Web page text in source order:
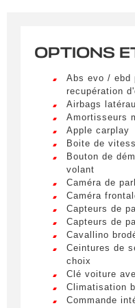
Civilité *
M.
*
Prénom
E-mail *
Téléphone
FRANCE
Lorem ipsum
adipiscing elit. Ut
egestas a vel
feugiat.
ultricies. Mauris et
Lorem ipsum
adipiscing elit. Ut
egestas a vel
feugiat.
ultricies. Mauris
Lorem ipsum
adipiscing elit. Ut
egestas a vel
OPTIONS
Abs evo / ebd
recupération
Airbags
Amortisseurs
Apple carplay
Boite de
Bouton de
volant
Caméra de
Caméra
Capteurs de
Capteurs de
Cavallino
Ceintures de
choix
Clé voiture
Climatisation
Commande